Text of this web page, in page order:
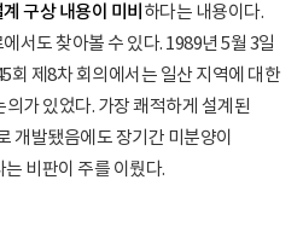
구상 내용이 미비 하다는 내용이다.
서도 찾아볼 수 있다. 1989년 5월 3일
회 제8차 회의에서는 일산 지역에 대한
가 있었다. 가장 쾌적하게 설계된
개발됐음에도 장기간 미분양이
비판이 주를 이뤘다.